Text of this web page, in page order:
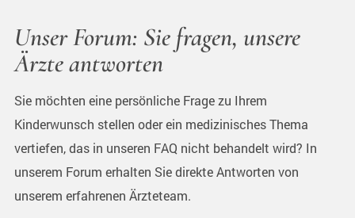
Unser Forum: Sie fragen, unsere
Ärzte antworten
Sie möchten eine persönliche Frage zu Ihrem
Kinderwunsch stellen oder ein medizinisches Thema
vertiefen, das in unseren FAQ nicht behandelt wird? In
unserem Forum erhalten Sie direkte Antworten von
unserem erfahrenen Ärzteteam.